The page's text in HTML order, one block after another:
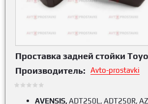
Проставка задней стойки
Производитель:
Avto-prostavki
AVENSIS, ADT250L, ADT250R,